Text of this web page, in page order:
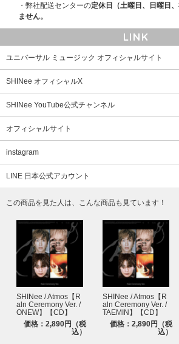
・弊社配送センターの定休日（土曜日、日曜日
ません。
LINK
ユニバーサル ミュージック オフィシャルサイト
SHINee オフィシャルX
SHINee YouTube公式チャンネル
オフィシャルサイト
instagram
LINE 日本公式アカウント
この商品を見た人は、こんな商品も見ています！
SHINee / Atmos【R
aln Ceremony Ver. /
ONEW】【CD】
価格：2,890円（税
込）
SHINee / Atmos【R
aln Ceremony Ver. /
TAEMIN】【CD】
価格：2,890円（税
込）